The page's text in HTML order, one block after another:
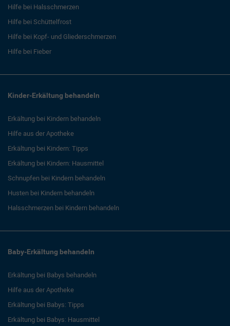
Hilfe bei Halsschmerzen
Hilfe bei Schüttelfrost
Hilfe bei Kopf- und Gliederschmerzen
Hilfe bei Fieber
Kinder-Erkältung behandeln
Erkältung bei Kindern behandeln
Hilfe aus der Apotheke
Erkältung bei Kindern: Tipps
Erkältung bei Kindern: Hausmittel
Schnupfen bei Kindern behandeln
Husten bei Kindern behandeln
Halsschmerzen bei Kindern behandeln
Baby-Erkältung behandeln
Erkältung bei Babys behandeln
Hilfe aus der Apotheke
Erkältung bei Babys: Tipps
Erkältung bei Babys: Hausmittel